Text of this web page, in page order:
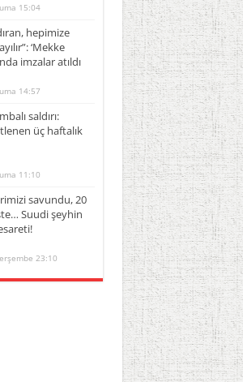
15:04
hepimize
‘Mekke
imzalar atıldı
14:57
saldırı:
üç haftalık
11:10
savundu, 20
Suudi şeyhin
23:10